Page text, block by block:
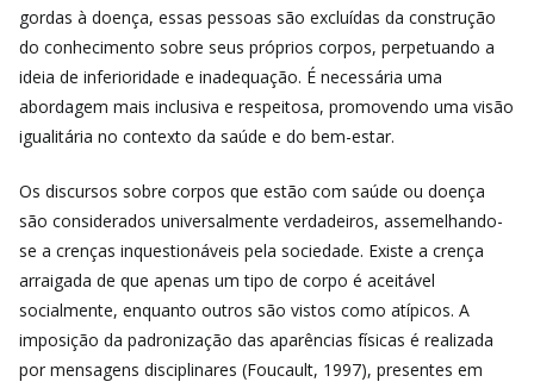
gordas à doença, essas pessoas são excluídas da construção
do conhecimento sobre seus próprios corpos, perpetuando a
ideia de inferioridade e inadequação. É necessária uma
abordagem mais inclusiva e respeitosa, promovendo uma visão
igualitária no contexto da saúde e do bem-estar.
Os discursos sobre corpos que estão com saúde ou doença
são considerados universalmente verdadeiros, assemelhando-
se a crenças inquestionáveis pela sociedade. Existe a crença
arraigada de que apenas um tipo de corpo é aceitável
socialmente, enquanto outros são vistos como atípicos. A
imposição da padronização das aparências físicas é realizada
por mensagens disciplinares (Foucault, 1997), presentes em